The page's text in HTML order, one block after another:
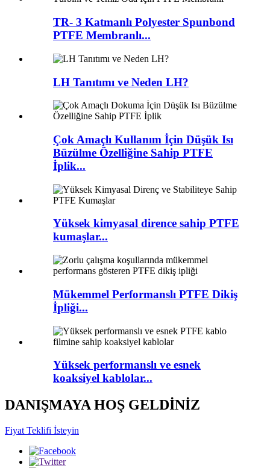
TR- 3 Katmanlı Polyester Spunbond
PTFE Membranlı...
LH Tanıtımı ve Neden LH?
Çok Amaçlı Kullanım İçin Düşük Isı
Büzülme Özelliğine Sahip PTFE
İplik...
Yüksek kimyasal dirence sahip PTFE
kumaşlar...
Mükemmel Performanslı PTFE Dikiş
İpliği...
Yüksek performanslı ve esnek
koaksiyel kablolar...
DANIŞMAYA HOŞ GELDİNİZ
Fiyat Teklifi İsteyin